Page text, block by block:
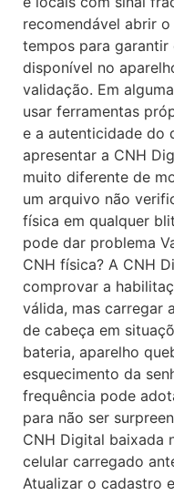
recomendável abrir
tempos para
disponível no
validação. Em
usar ferramentas
e a autenticidade do
apresentar a CNH
muito diferente de
um arquivo não
física em qualquer
pode dar problema
CNH física? A CNH
comprovar a
válida, mas carregar
de cabeça em
bateria, aparelho
esquecimento da
frequência pode
para não ser
CNH Digital baixada
celular carregado
Atualizar o cadastro